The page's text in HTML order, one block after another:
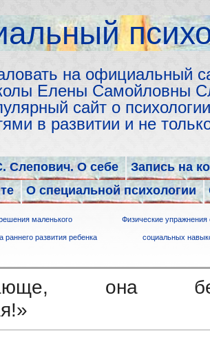
на официальный
Елены Самойловны
сайт о
в развитии и не
Слепович. О себе
Запись на
О специальной психологии
маленького
раннего развития ребенка
Физические упражнения
социальных
она